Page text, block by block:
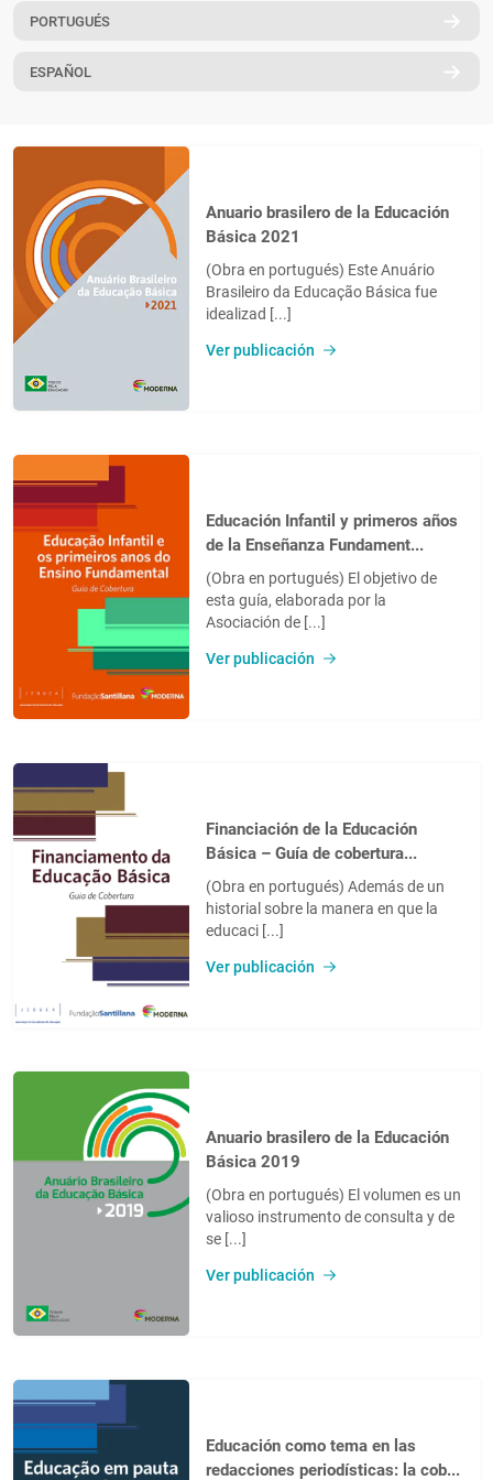
PT
PORTUGUÉS
ESPAÑOL
Anuario brasilero de la Educación
Básica 2021
(Obra en portugués) Este Anuário
Brasileiro da Educação Básica fue
idealizad [...]
Ver publicación
Educación Infantil y primeros años
de la Enseñanza Fundament...
(Obra en portugués) El objetivo de
esta guía, elaborada por la
Asociación de [...]
Ver publicación
Financiación de la Educación
Básica – Guía de cobertura...
(Obra en portugués) Además de un
historial sobre la manera en que la
educaci [...]
Ver publicación
Anuario brasilero de la Educación
Básica 2019
(Obra en portugués) El volumen es un
valioso instrumento de consulta y de
se [...]
Ver publicación
Educación como tema en las
redacciones periodísticas: la cob...